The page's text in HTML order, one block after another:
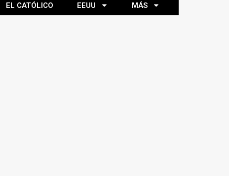
EL CATÓLICO EEUU MÁS